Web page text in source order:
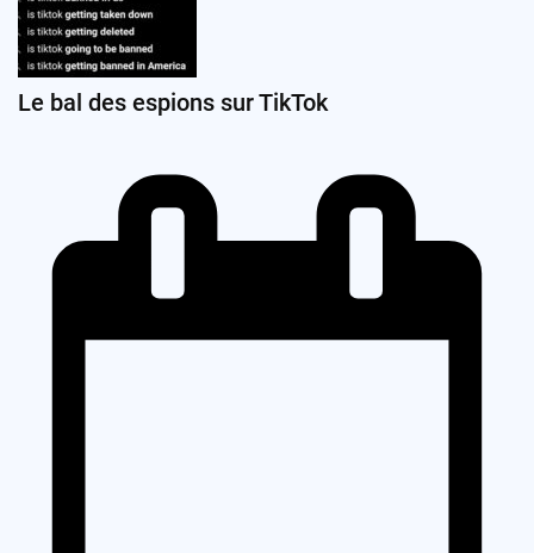
Le bal des espions sur TikTok